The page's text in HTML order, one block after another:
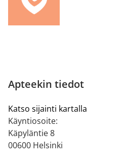
Apteekin tiedot
Katso sijainti kartalla
Käyntiosoite:
Käpyläntie 8
00600 Helsinki